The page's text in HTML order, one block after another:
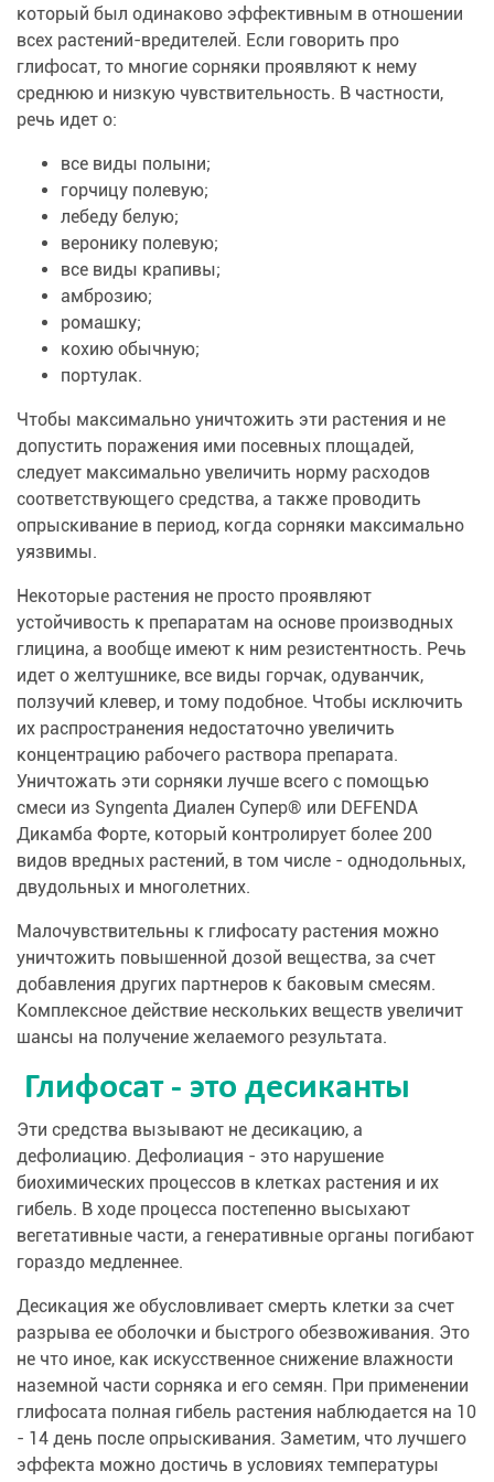
который был одинаково эффективным в отношении
всех растений-вредителей. Если говорить про
глифосат, то многие сорняки проявляют к нему
среднюю и низкую чувствительность. В частности,
речь идет о:
все виды полыни;
горчицу полевую;
лебеду белую;
веронику полевую;
все виды крапивы;
амброзию;
ромашку;
кохию обычную;
портулак.
Чтобы максимально уничтожить эти растения и не
допустить поражения ими посевных площадей,
следует максимально увеличить норму расходов
соответствующего средства, а также проводить
опрыскивание в период, когда сорняки максимально
уязвимы.
Некоторые растения не просто проявляют
устойчивость к препаратам на основе производных
глицина, а вообще имеют к ним резистентность. Речь
идет о желтушнике, все виды горчак, одуванчик,
ползучий клевер, и тому подобное. Чтобы исключить
их распространения недостаточно увеличить
концентрацию рабочего раствора препарата.
Уничтожать эти сорняки лучше всего с помощью
смеси из Syngenta Диален Супер® или DEFENDA
Дикамба Форте, который контролирует более 200
видов вредных растений, в том числе - однодольных,
двудольных и многолетних.
Малочувствительны к глифосату растения можно
уничтожить повышенной дозой вещества, за счет
добавления других партнеров к баковым смесям.
Комплексное действие нескольких веществ увеличит
шансы на получение желаемого результата.
Глифосат - это десиканты
Эти средства вызывают не десикацию, а
дефолиацию. Дефолиация - это нарушение
биохимических процессов в клетках растения и их
гибель. В ходе процесса постепенно высыхают
вегетативные части, а генеративные органы погибают
гораздо медленнее.
Десикация же обусловливает смерть клетки за счет
разрыва ее оболочки и быстрого обезвоживания. Это
не что иное, как искусственное снижение влажности
наземной части сорняка и его семян. При применении
глифосата полная гибель растения наблюдается на 10
- 14 день после опрыскивания. Заметим, что лучшего
эффекта можно достичь в условиях температуры